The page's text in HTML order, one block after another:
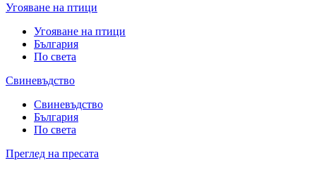
Угояване на птици
Угояване на птици
България
По света
Свиневъдство
Свиневъдство
България
По света
Преглед на пресата